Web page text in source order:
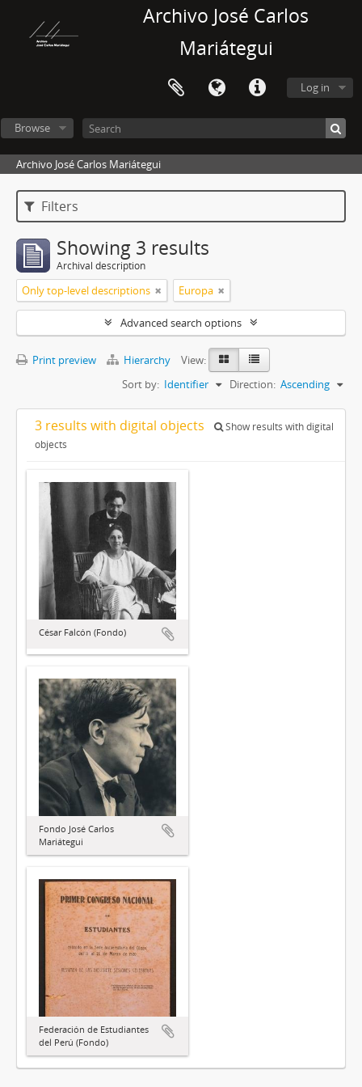
Archivo José Carlos
Mariátegui
Log in
Browse
Archivo José Carlos Mariátegui
Filters
Showing 3 results
Archival description
Only top-level descriptions Europa
Advanced search options
Print preview Hierarchy
View:
Sort by: Identifier Direction: Ascending
3 results with digital objects
Show results with digital
objects
César Falcón (Fondo)
Fondo José Carlos
Mariátegui
Federación de Estudiantes
del Perú (Fondo)